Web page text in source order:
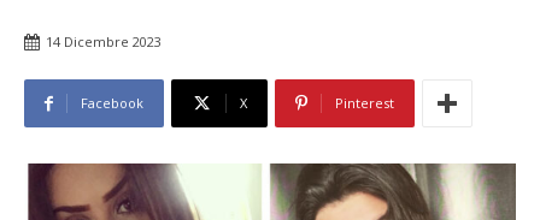
14 Dicembre 2023
Facebook X Pinterest